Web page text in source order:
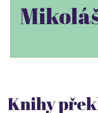
Knihy